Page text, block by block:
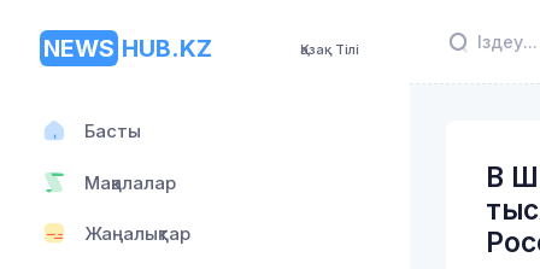
NEWS HUB.KZ Қазақ Тілі
Басты
Мақалалар
Жаңалықтар
В